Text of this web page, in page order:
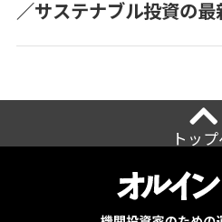
／サステナブル投資の最
トッ